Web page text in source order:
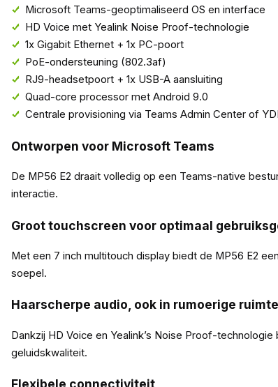
Microsoft Teams-geoptimaliseerd OS en interface
HD Voice met Yealink Noise Proof-technologie
1x Gigabit Ethernet + 1x PC-poort
PoE-ondersteuning (802.3af)
RJ9-headsetpoort + 1x USB-A aansluiting
Quad-core processor met Android 9.0
Centrale provisioning via Teams Admin Center of
Ontworpen voor Microsoft Teams
De MP56 E2 draait volledig op een Teams-native
interactie.
Groot touchscreen voor optimaal
Met een 7 inch multitouch display biedt de MP56 E2
soepel.
Haarscherpe audio, ook in rumoerige
Dankzij HD Voice en Yealink’s Noise Proof-
geluidskwaliteit.
Flexibele connectiviteit